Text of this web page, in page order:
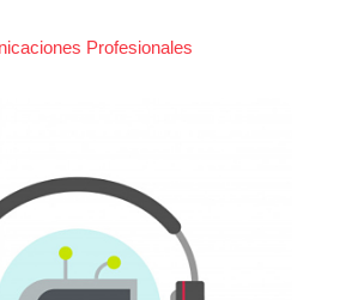
Profesionales